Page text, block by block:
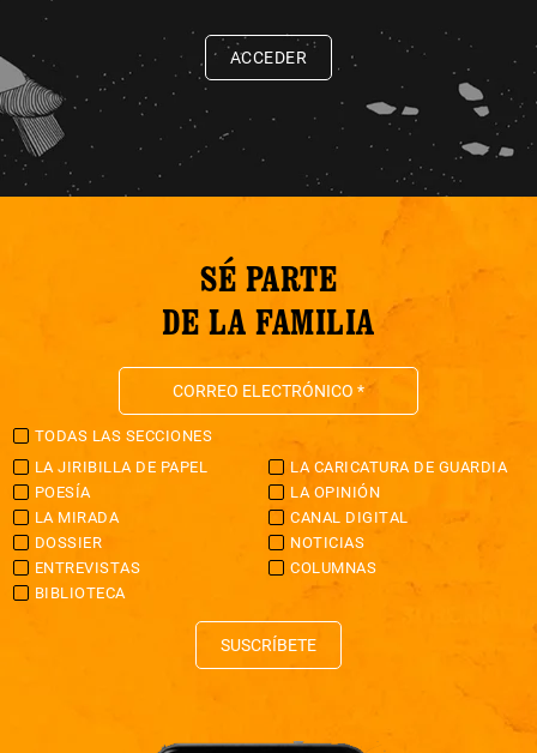
ACCEDER
SÉ PARTE
DE LA FAMILIA
TODAS LAS SECCIONES
LA JIRIBILLA DE PAPEL
LA CARICATURA DE GUARDIA
POESÍA
LA OPINIÓN
LA MIRADA
CANAL DIGITAL
DOSSIER
NOTICIAS
ENTREVISTAS
COLUMNAS
BIBLIOTECA
SUSCRÍBETE